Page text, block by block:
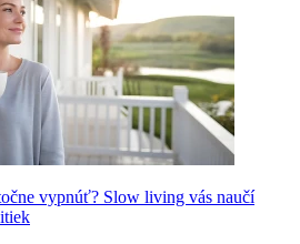
vypnúť? Slow living vás naučí